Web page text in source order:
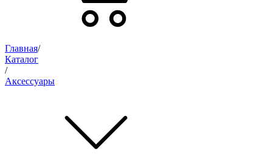
Главная/
Каталог
/
Аксессуары